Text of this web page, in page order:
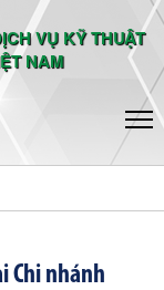
VỤ KỸ THUẬT
NAM
Chi nhánh